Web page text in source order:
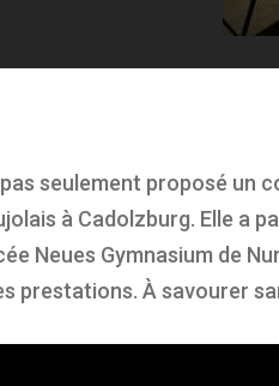
seulement proposé un
à Cadolzburg. Elle a
Neues Gymnasium de
prestations. À savourer